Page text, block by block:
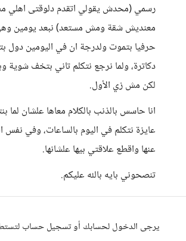
رسمي (محدش يقولي اتقدم دلوقتى اهلي
معنديش شقة ومش مستعد) نبعد يومين
دكاترة، ولما نرجع نتكلم تاني بتخف شوية
لكن مش زي الأول.
انا حاسس بالذنب بالكلام معاها علشان لما
عايزة نتكلم في اليوم بالساعات، وفي
عنها واقطع علاقتي بيها علشانها.
تنصحوني بايه بالله عليكم.
يرجى الدخول لحسابك أو تسجيل حساب